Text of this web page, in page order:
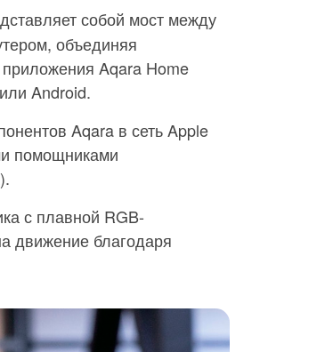
собой мост между
объединяя
Aqara Home
Android.
Aqara в сеть Apple
помощниками
с плавной RGB-
движение благодаря